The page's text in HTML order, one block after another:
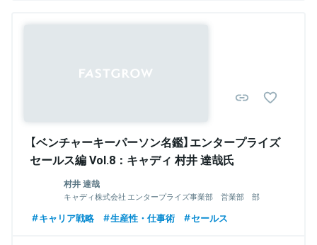
【ベンチャーキーパーソン名鑑】エンタープライズ
セールス編 Vol.8：キャディ 村井 達哉氏
村井 達哉
キャディ株式会社 エンタープライズ事業部 営業部 部
キャリア戦略 生産性・仕事術 セールス